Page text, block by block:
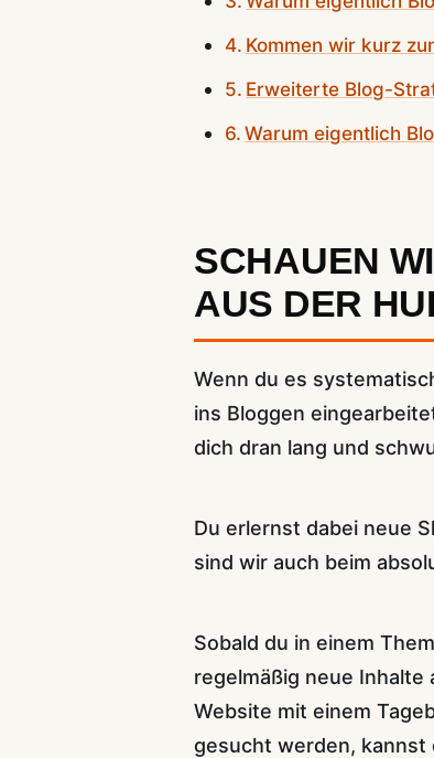
Kommen wir kurz
Erweiterte Blog-
Warum eigentlich
SCHAUEN
AUS DER
Wenn du es
ins Bloggen
dich dran lang und
Du erlernst dabei neue
sind wir auch beim
Sobald du in einem
regelmäßig neue Inhalte
Website mit einem
gesucht werden, kannst